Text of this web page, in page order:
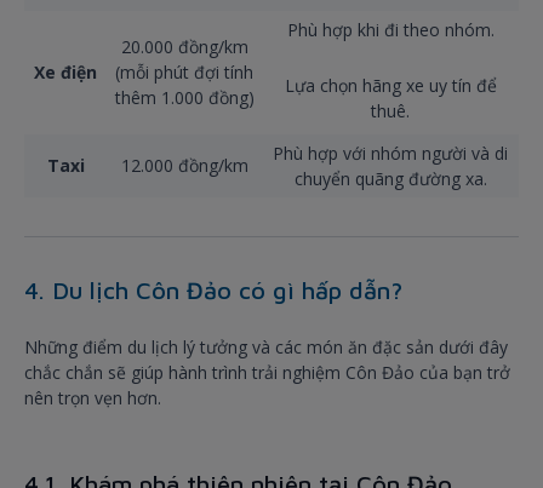
Xe điện
20.000 đồng/km
(mỗi phút đợi tính
thêm 1.000 đồng)
Phù hợp khi đi theo nhóm.
Lựa chọn hãng xe uy tín để
thuê.
Taxi 12.000 đồng/km
Phù hợp với nhóm người và di
chuyển quãng đường xa.
4. Du lịch Côn Đảo có gì hấp dẫn?
Những điểm du lịch lý tưởng và các món ăn đặc sản dưới đây
chắc chắn sẽ giúp hành trình trải nghiệm Côn Đảo của bạn trở
nên trọn vẹn hơn.